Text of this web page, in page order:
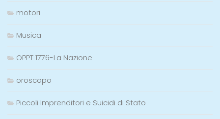
motori
Musica
OPPT 1776-La Nazione
oroscopo
Piccoli Imprenditori e Suicidi di Stato